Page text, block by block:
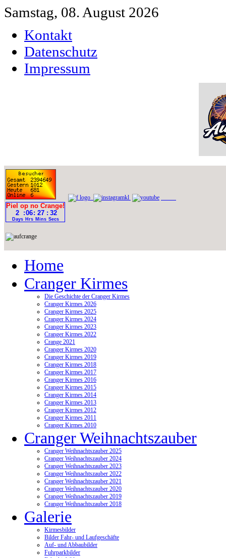
Samstag, 08. August 2026
Kontakt
Datenschutz
Impressum
Home
Cranger Kirmes
Die Geschichte der Cranger Kirmes
Cranger Kirmes 2026
Cranger Kirmes 2025
Cranger Kirmes 2024
Cranger Kirmes 2023
Cranger Kirmes 2022
Crange 2021
Cranger Kirmes 2020
Cranger Kirmes 2019
Cranger Kirmes 2018
Cranger Kirmes 2017
Cranger Kirmes 2016
Cranger Kirmes 2015
Cranger Kirmes 2014
Cranger Kirmes 2013
Cranger Kirmes 2012
Cranger Kirmes 2011
Cranger Kirmes 2010
Cranger Weihnachtszauber
Cranger Weihnachtszauber 2025
Cranger Weihnachtszauber 2024
Cranger Weihnachtszauber 2023
Cranger Weihnachtszauber 2022
Cranger Weihnachtszauber 2021
Cranger Weihnachtszauber 2020
Cranger Weihnachtszauber 2019
Cranger Weihnachtszauber 2018
Galerie
Kirmesbilder
Bilder Fahr- und Laufgeschäfte
Auf- und Abbaubilder
Fuhrparkbilder